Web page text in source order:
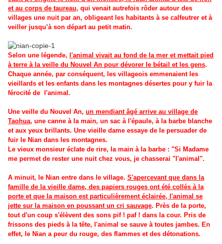
et au corps de taureau, qui venait autrefois rôder autour des
villages une nuit par an, obligeant les habitants à se calfeutrer et à
veiller jusqu’à son départ au petit matin.
Selon une légende, l'animal vivait au fond de la mer et mettait pied
à terre à la veille du Nouvel An pour dévorer le bétail et les gens.
Chaque année, par conséquent, les villageois emmenaient les
vieillards et les enfants dans les montagnes désertes pour y fuir la
férocité de l'animal.
Une veille du Nouvel An, un mendiant âgé arrive au village de
Taohua, une canne à la main, un sac à l'épaule, à la barbe blanche
et aux yeux brillants. Une vieille dame essaye de le persuader de
fuir le Nian dans les montagnes.
Le vieux monsieur éclate de rire, la main à la barbe : "Si Madame
me permet de rester une nuit chez vous, je chasserai "l'animal".
A minuit, le Nian entre dans le village. S'apercevant que dans la
famille de la vieille dame, des papiers rouges ont été collés à la
porte et que la maison est particulièrement éclairée, l'animal se
jette sur la maison en poussant un cri sauvage. Près de la porte,
tout d'un coup s'élèvent des sons pif ! paf ! dans la cour. Pris de
frissons des pieds à la tête, l'animal se sauve à toutes jambes. En
effet, le Nian a peur du rouge, des flammes et des détonations.